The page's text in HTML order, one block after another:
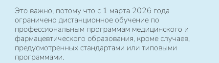
Это важно, потому что с 1 марта 2026 года
ограничено дистанционное обучение по
профессиональным программам медицинского и
фармацевтического образования, кроме случаев,
предусмотренных стандартами или типовыми
программами.